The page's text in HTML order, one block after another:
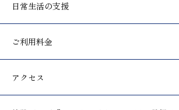
日常生活の支援
ご利用料金
アクセス